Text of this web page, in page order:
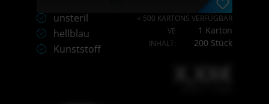
unsteril
hellblau
Kunststoff
< 500 KARTONS VERFÜGBAR
VE
1 Karton
INHALT: 200 Stück
X,XX€